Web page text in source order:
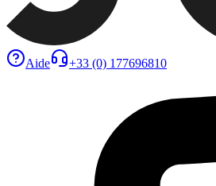
Aide +33 (0) 177696810